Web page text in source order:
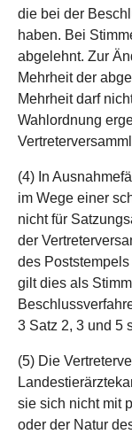
die bei der
haben. Bei
abgelehnt. Zur
Mehrheit der
Mehrheit darf
Wahlordnung
(4) In
im Wege einer
nicht für
der
des
gilt dies als
3 Satz 2, 3 und 5
(5) Die
sie sich nicht mit
oder der Natur